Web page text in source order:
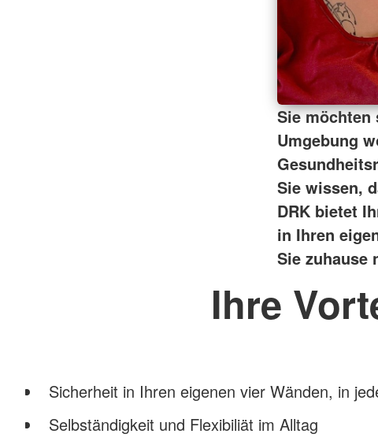
Sie
Umgebung
Sie wissen,
DRK bietet
in Ihren
Sie zuhause
Ihre
Sicherheit in Ihren eigenen vier Wänden, in
Selbständigkeit und Flexibiliät im Alltag